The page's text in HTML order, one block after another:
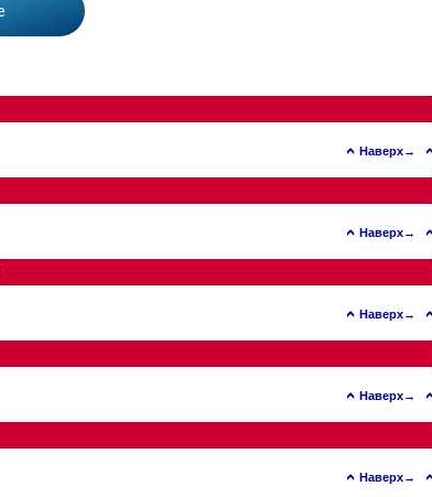
Наверх→
Наверх→
Наверх→
Наверх→
Наверх→